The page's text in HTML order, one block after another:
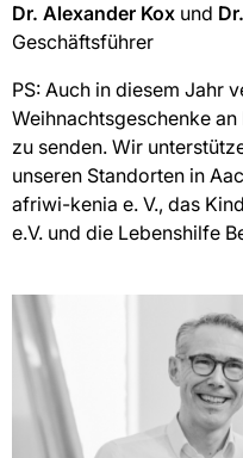
Dr. Alexander Kox und
Geschäftsführer
PS: Auch in diesem Jahr
Weihnachtsgeschenke
zu senden. Wir
unseren Standorten in
afriwi-kenia e. V., das
e.V. und die Lebenshilfe